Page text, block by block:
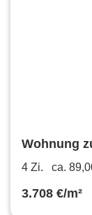
Wohnung
330.000 €
4 Zi. ca.
3.708 €/m²